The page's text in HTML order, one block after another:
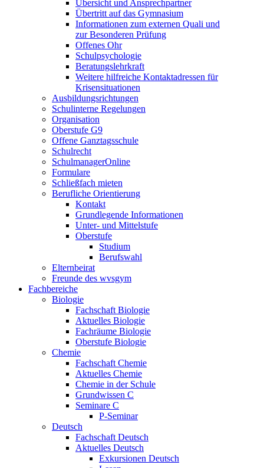
Übersicht und Ansprechpartner
Übertritt auf das Gymnasium
Informationen zum externen Quali und
zur Besonderen Prüfung
Offenes Ohr
Schulpsychologie
Beratungslehrkraft
Weitere hilfreiche Kontaktadressen für
Krisensituationen
Ausbildungsrichtungen
Schulinterne Regelungen
Organisation
Oberstufe G9
Offene Ganztagsschule
Schulrecht
SchulmanagerOnline
Formulare
Schließfach mieten
Berufliche Orientierung
Kontakt
Grundlegende Informationen
Unter- und Mittelstufe
Oberstufe
Studium
Berufswahl
Elternbeirat
Freunde des wvsgym
Fachbereiche
Biologie
Fachschaft Biologie
Aktuelles Biologie
Fachräume Biologie
Oberstufe Biologie
Chemie
Fachschaft Chemie
Aktuelles Chemie
Chemie in der Schule
Grundwissen C
Seminare C
P-Seminar
Deutsch
Fachschaft Deutsch
Aktuelles Deutsch
Exkursionen Deutsch